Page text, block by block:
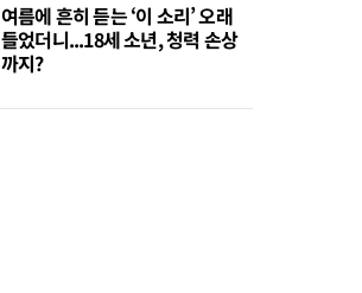
여름에 흔히 듣는 ‘이 소리’ 오래
들었더니...18세 소년, 청력 손상
까지?